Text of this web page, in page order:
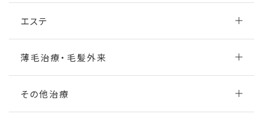
エステ
薄毛治療・毛髪外来
その他治療